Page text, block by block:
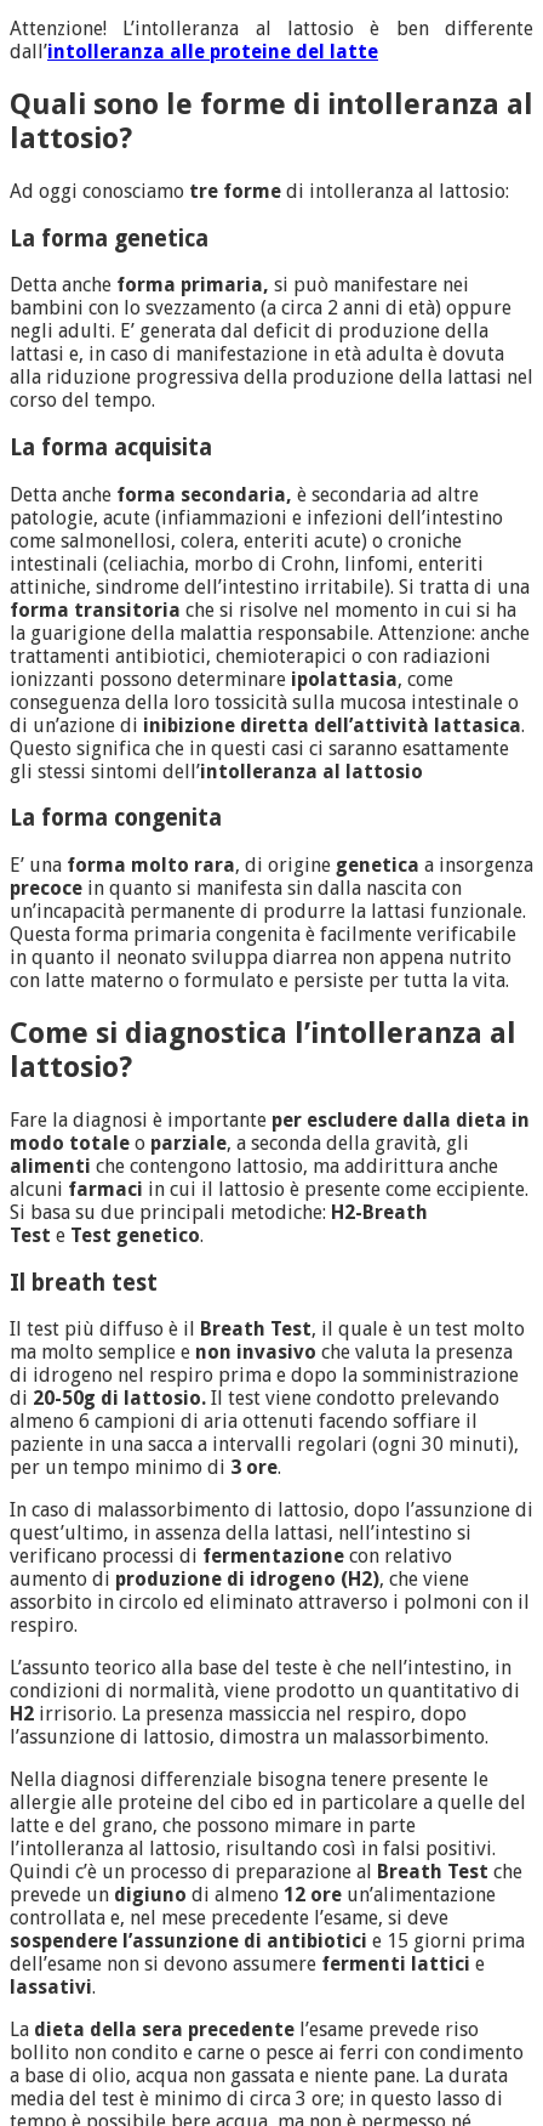
Attenzione! L’intolleranza al lattosio è ben differente
dall’intolleranza alle proteine del latte
Quali sono le forme di intolleranza al
lattosio?
Ad oggi conosciamo tre forme di intolleranza al lattosio:
La forma genetica
Detta anche forma primaria, si può manifestare nei
bambini con lo svezzamento (a circa 2 anni di età) oppure
negli adulti. E’ generata dal deficit di produzione della
lattasi e, in caso di manifestazione in età adulta è dovuta
alla riduzione progressiva della produzione della lattasi nel
corso del tempo.
La forma acquisita
Detta anche forma secondaria, è secondaria ad altre
patologie, acute (infiammazioni e infezioni dell’intestino
come salmonellosi, colera, enteriti acute) o croniche
intestinali (celiachia, morbo di Crohn, linfomi, enteriti
attiniche, sindrome dell’intestino irritabile). Si tratta di una
forma transitoria che si risolve nel momento in cui si ha
la guarigione della malattia responsabile. Attenzione: anche
trattamenti antibiotici, chemioterapici o con radiazioni
ionizzanti possono determinare ipolattasia, come
conseguenza della loro tossicità sulla mucosa intestinale o
di un’azione di inibizione diretta dell’attività lattasica.
Questo significa che in questi casi ci saranno esattamente
gli stessi sintomi dell’intolleranza al lattosio
La forma congenita
E’ una forma molto rara, di origine genetica a insorgenza
precoce in quanto si manifesta sin dalla nascita con
un’incapacità permanente di produrre la lattasi funzionale.
Questa forma primaria congenita è facilmente verificabile
in quanto il neonato sviluppa diarrea non appena nutrito
con latte materno o formulato e persiste per tutta la vita.
Come si diagnostica l’intolleranza al
lattosio?
Fare la diagnosi è importante per escludere dalla dieta in
modo totale o parziale, a seconda della gravità, gli
alimenti che contengono lattosio, ma addirittura anche
alcuni farmaci in cui il lattosio è presente come eccipiente.
Si basa su due principali metodiche: H2-Breath
Test e Test genetico.
Il breath test
Il test più diffuso è il Breath Test, il quale è un test molto
ma molto semplice e non invasivo che valuta la presenza
di idrogeno nel respiro prima e dopo la somministrazione
di 20-50g di lattosio. Il test viene condotto prelevando
almeno 6 campioni di aria ottenuti facendo soffiare il
paziente in una sacca a intervalli regolari (ogni 30 minuti),
per un tempo minimo di 3 ore.
In caso di malassorbimento di lattosio, dopo l’assunzione di
quest’ultimo, in assenza della lattasi, nell’intestino si
verificano processi di fermentazione con relativo
aumento di produzione di idrogeno (H2), che viene
assorbito in circolo ed eliminato attraverso i polmoni con il
respiro.
L’assunto teorico alla base del teste è che nell’intestino, in
condizioni di normalità, viene prodotto un quantitativo di
H2 irrisorio. La presenza massiccia nel respiro, dopo
l’assunzione di lattosio, dimostra un malassorbimento.
Nella diagnosi differenziale bisogna tenere presente le
allergie alle proteine del cibo ed in particolare a quelle del
latte e del grano, che possono mimare in parte
l’intolleranza al lattosio, risultando così in falsi positivi.
Quindi c’è un processo di preparazione al
Breath Test che
prevede un digiuno di almeno 12 ore un’alimentazione
controllata e, nel mese precedente l’esame, si deve
sospendere l’assunzione di antibiotici e 15 giorni prima
dell’esame non si devono assumere fermenti lattici e
lassativi.
La dieta della sera precedente l’esame prevede riso
bollito non condito e carne o pesce ai ferri con condimento
a base di olio, acqua non gassata e niente pane. La durata
media del test è minimo di circa 3 ore; in questo lasso di